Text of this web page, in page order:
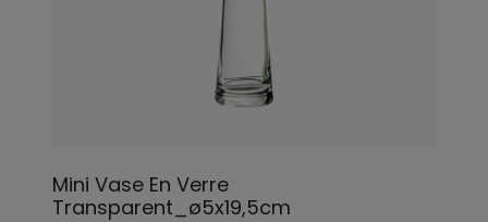
Mini Vase En Verre
Transparent_ø5x19,5cm